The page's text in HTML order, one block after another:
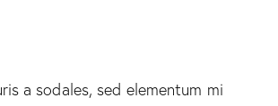
a sodales, sed elementum mi